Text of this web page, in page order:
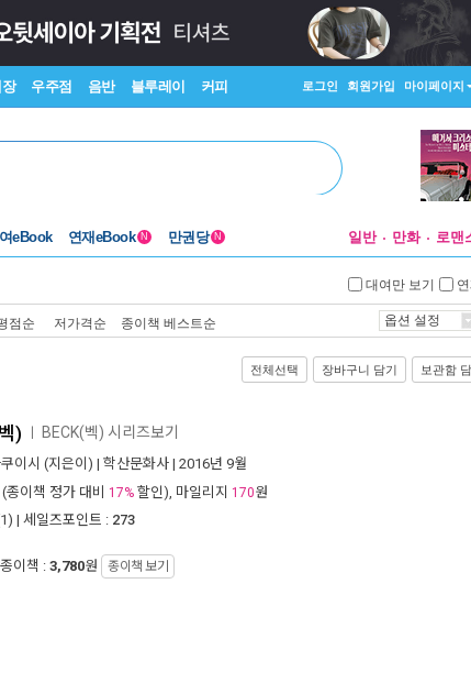
우주점 음반 블루레이 커피 로그인 회원가입 마이페이지
eBook 연재eBook N 만권당 N 일반 만화 로맨
대여만 보기
점순 저가격순 종이책 베스트순 옵션 설정
전체선택 장바구니 담기 보관함
) BECK(벡) 시리즈보기
이시 (지은이) | 학산문화사 | 2016년 9월
(종이책 정가 대비 17% 할인), 마일리지 170원
1) | 세일즈포인트 : 273
이책 :3,780원 종이책 보기